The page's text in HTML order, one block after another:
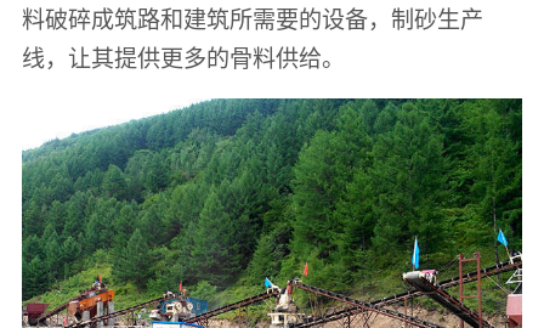
料破碎成筑路和建筑所需要的设备，制砂生产
线，让其提供更多的骨料供给。